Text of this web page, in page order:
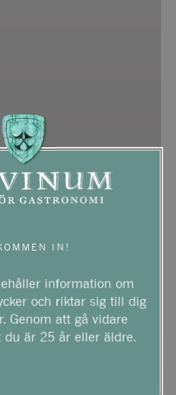
IN!
information om
och riktar sig till dig
Genom att gå vidare
du är 25 år eller äldre.